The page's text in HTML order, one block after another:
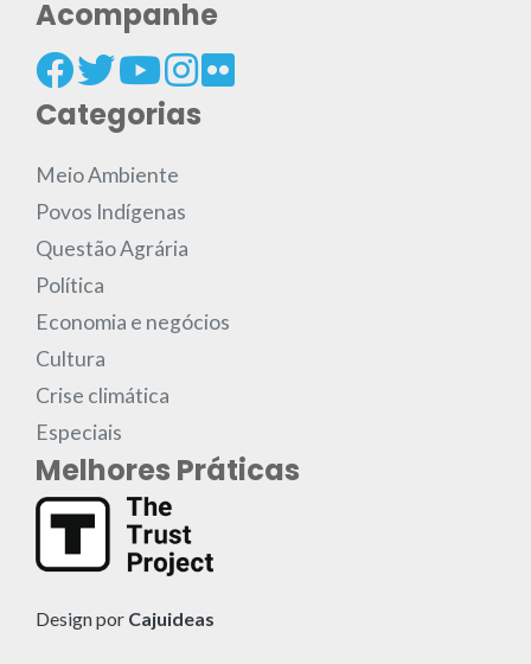
Acompanhe
Categorias
Meio Ambiente
Povos Indígenas
Questão Agrária
Política
Economia e negócios
Cultura
Crise climática
Especiais
Melhores Práticas
Design por Cajuideas